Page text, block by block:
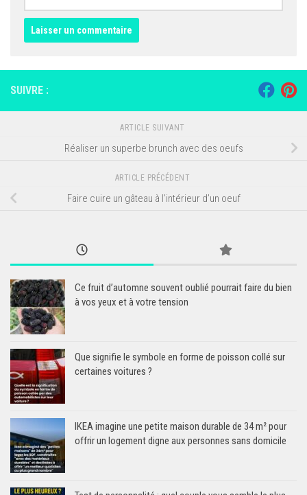
SUIVRE :
ARTICLE SUIVANT
Réaliser un superbe brunch avec des oeufs
ARTICLE PRÉCÉDENT
Faire cuire un gâteau à l’intérieur d’un oeuf
Ce fruit d’automne souvent oublié pourrait faire du bien
à vos yeux et à votre tension
Que signifie le symbole en forme de poisson collé sur
certaines voitures ?
IKEA imagine une petite maison durable de 34 m² pour
offrir un logement digne aux personnes sans domicile